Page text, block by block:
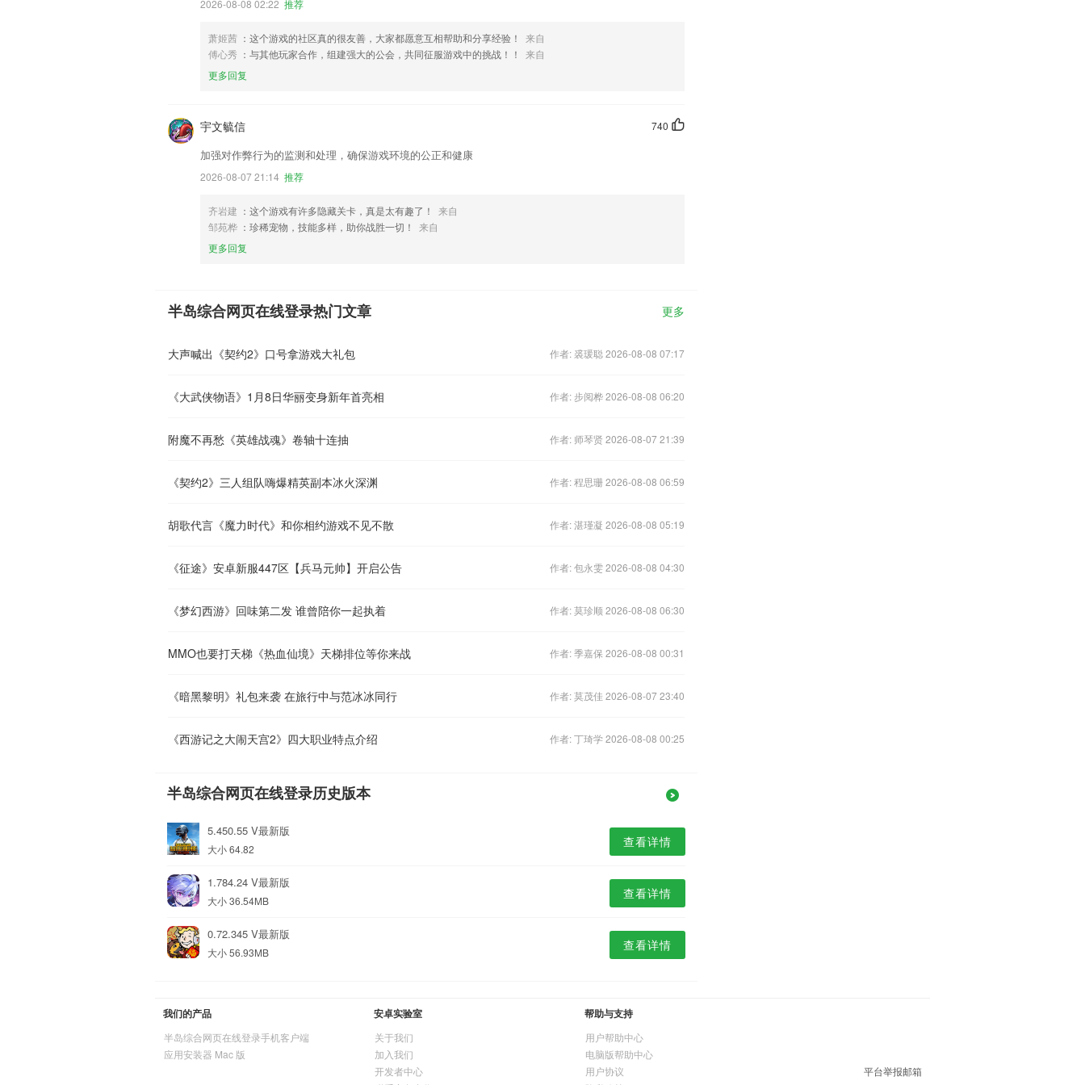
2026-08-08 02:22 推荐
萧姬茜 ：这个游戏的社区真的很友善，大家都愿意互相帮助和分享经验！
来自
傅心秀 ：与其他玩家合作，组建强大的公会，共同征服游戏中的挑战！！
来自
更多回复
740
宇文毓信
加强对作弊行为的监测和处理，确保游戏环境的公正和健康
2026-08-07 21:14 推荐
齐岩建 ：这个游戏有许多隐藏关卡，真是太有趣了！
来自
邹苑桦 ：珍稀宠物，技能多样，助你战胜一切！
来自
更多回复
半岛综合网页在线登录热门文章 更多
大声喊出《契约2》口号拿游戏大礼包 作者: 裘瑗聪 2026-08-08 07:17
《大武侠物语》1月8日华丽变身新年首亮相 作者: 步阅桦 2026-08-08 06:20
附魔不再愁《英雄战魂》卷轴十连抽 作者: 师琴贤 2026-08-07 21:39
《契约2》三人组队嗨爆精英副本冰火深渊 作者: 程思珊 2026-08-08 06:59
胡歌代言《魔力时代》和你相约游戏不见不散 作者: 湛瑾凝 2026-08-08 05:19
《征途》安卓新服447区【兵马元帅】开启公告 作者: 包永雯 2026-08-08 04:30
《梦幻西游》回味第二发 谁曾陪你一起执着 作者: 莫珍顺 2026-08-08 06:30
MMO也要打天梯《热血仙境》天梯排位等你来战 作者: 季嘉保 2026-08-08 00:31
《暗黑黎明》礼包来袭 在旅行中与范冰冰同行 作者: 莫茂佳 2026-08-07 23:40
《西游记之大闹天宫2》四大职业特点介绍 作者: 丁琦学 2026-08-08 00:25
半岛综合网页在线登录历史版本
5.450.55 V最新版
大小 64.82 查看详情
1.784.24 V最新版
大小 36.54MB 查看详情
0.72.345 V最新版
大小 56.93MB 查看详情
我们的产品
半岛综合网页在线登录手机客户端
应用安装器 Mac 版
安卓实验室
关于我们
加入我们
开发者中心
帮助与支持
用户帮助中心
电脑版帮助中心
用户协议
平台举报邮箱